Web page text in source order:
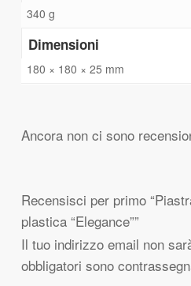
340 g
Dimensioni
180 × 180 × 25 mm
Ancora non ci sono
Recensisci per primo
plastica “Elegance””
Il tuo indirizzo email non
obbligatori sono